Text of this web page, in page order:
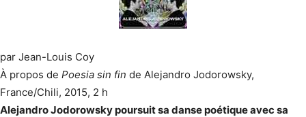
par Jean-Louis Coy
À propos de Poesia sin fin de Alejandro Jodorowsky,
France/Chili, 2015, 2 h
Alejandro Jodorowsky poursuit sa danse poétique avec sa